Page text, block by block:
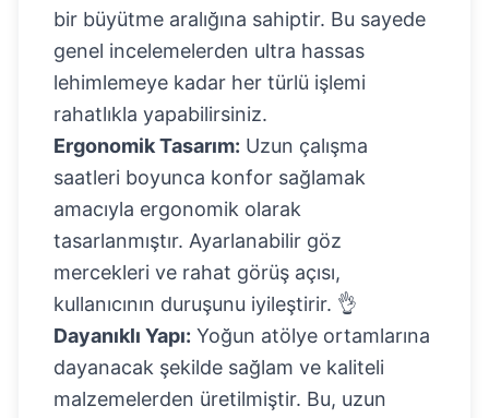
bir büyütme aralığına sahiptir. Bu sayede
genel incelemelerden ultra hassas
lehimlemeye kadar her türlü işlemi
rahatlıkla yapabilirsiniz.
Ergonomik Tasarım: Uzun çalışma
saatleri boyunca konfor sağlamak
amacıyla ergonomik olarak
tasarlanmıştır. Ayarlanabilir göz
mercekleri ve rahat görüş açısı,
kullanıcının duruşunu iyileştirir. 👌
Dayanıklı Yapı: Yoğun atölye ortamlarına
dayanacak şekilde sağlam ve kaliteli
malzemelerden üretilmiştir. Bu, uzun